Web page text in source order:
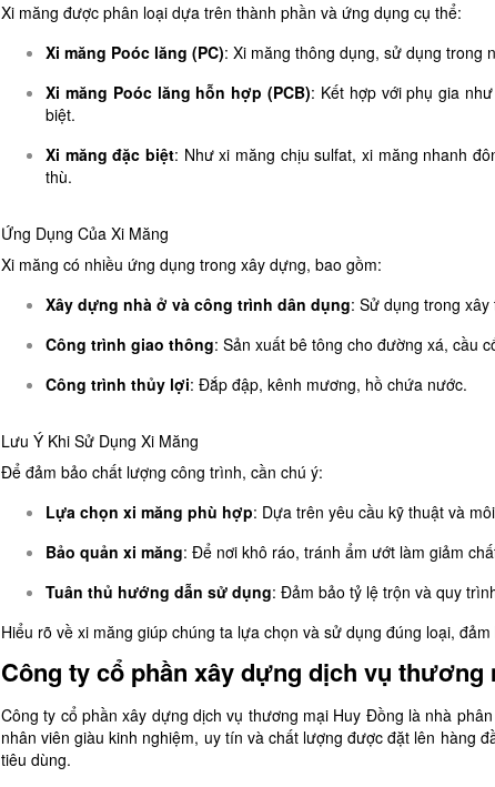
Xi măng được phân loại dựa trên thành phần và ứng dụng cụ thể:
Xi măng Poóc lăng (PC): Xi măng thông dụng, sử dụng trong
Xi măng Poóc lăng hỗn hợp (PCB): Kết hợp với phụ gia
biệt.​
Xi măng đặc biệt: Như xi măng chịu sulfat, xi măng nhanh
thù.​
Ứng Dụng Của Xi Măng
Xi măng có nhiều ứng dụng trong xây dựng, bao gồm:
Xây dựng nhà ở và công trình dân dụng: Sử dụng trong
Công trình giao thông: Sản xuất bê tông cho đường xá, cầu
Công trình thủy lợi: Đắp đập, kênh mương, hồ chứa nước.​
Lưu Ý Khi Sử Dụng Xi Măng
Để đảm bảo chất lượng công trình, cần chú ý:
Lựa chọn xi măng phù hợp: Dựa trên yêu cầu kỹ thuật và
Bảo quản xi măng: Để nơi khô ráo, tránh ẩm ướt làm giảm
Tuân thủ hướng dẫn sử dụng: Đảm bảo tỷ lệ trộn và quy
Hiểu rõ về xi măng giúp chúng ta lựa chọn và sử dụng đúng loại,
Công ty cổ phần xây dựng dịch vụ thương
Công ty cổ phần xây dựng dịch vụ thương mại Huy Đồng là nhà
nhân viên giàu kinh nghiệm, uy tín và chất lượng được đặt lên hàng
tiêu dùng.